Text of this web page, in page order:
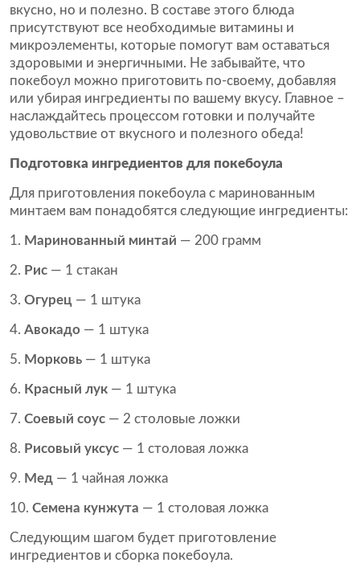
вкусно, но и полезно. В составе этого блюда
присутствуют все необходимые витамины и
микроэлементы, которые помогут вам оставаться
здоровыми и энергичными. Не забывайте, что
покебоул можно приготовить по-своему, добавляя
или убирая ингредиенты по вашему вкусу. Главное –
наслаждайтесь процессом готовки и получайте
удовольствие от вкусного и полезного обеда!
Подготовка ингредиентов для покебоула
Для приготовления покебоула с маринованным
минтаем вам понадобятся следующие ингредиенты:
Маринованный минтай — 200 грамм
Рис — 1 стакан
Огурец — 1 штука
Авокадо — 1 штука
Морковь — 1 штука
Красный лук — 1 штука
Соевый соус — 2 столовые ложки
Рисовый уксус — 1 столовая ложка
Мед — 1 чайная ложка
Семена кунжута — 1 столовая ложка
Следующим шагом будет приготовление
ингредиентов и сборка покебоула.